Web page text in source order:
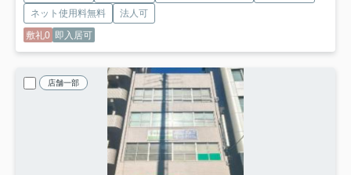
ネット使用料無料
法人可
敷礼0 即入居可
店舗一部